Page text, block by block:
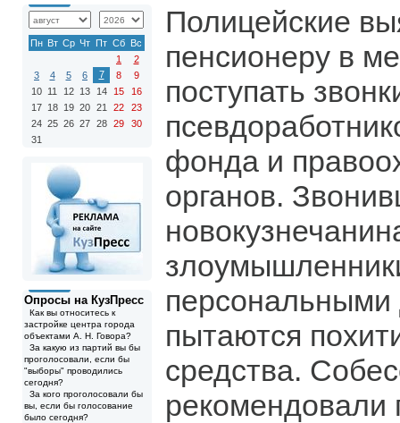
Пн Вт Ср Чт Пт Сб Вс
1
2
3
4 5 6 7 8
9
10 11 12 13 14 15
16
17 18 19 20 21 22
23
24 25 26 27 28 29
30
31
Опросы на КузПресс
Как вы относитесь к
застройке центра города
объектами А. Н. Говора?
За какую из партий вы бы
проголосовали, если бы
"выборы" проводились
сегодня?
За кого проголосовали бы
вы, если бы голосование
было сегодня?
Полицейские
пенсионеру в
поступать
фонда и
органов.
пытаются
средства.
рекомендовали